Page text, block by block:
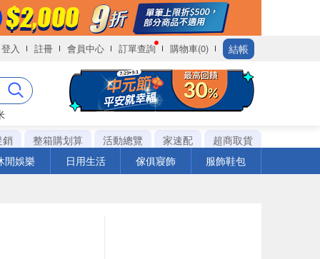
登入 註冊 會員中心 訂單查詢 購物車(0) 結帳
銷
整箱購划算 活動總覽 家速配
超商取貨
閒娛樂
日用生活 傢俱寢飾 服飾鞋包